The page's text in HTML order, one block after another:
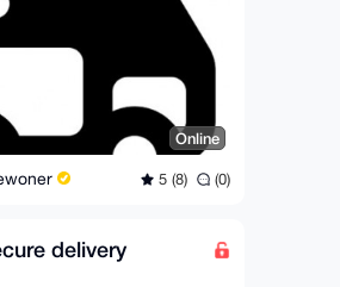
Online
5 (8) (0)
delivery